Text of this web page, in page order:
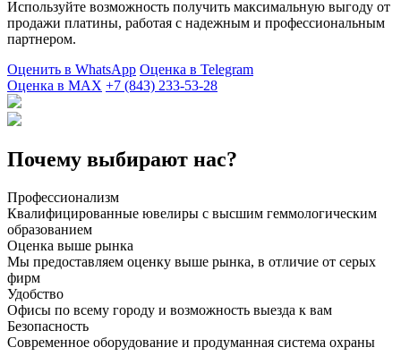
Используйте возможность получить максимальную выгоду от
продажи платины, работая с надежным и профессиональным
партнером.
Оценить в WhatsApp Оценка в Telegram
Оценка в MAX +7 (843) 233-53-28
Почему выбирают нас?
Профессионализм
Квалифицированные ювелиры с высшим геммологическим
образованием
Оценка выше рынка
Мы предоставляем оценку выше рынка, в отличие от серых
фирм
Удобство
Офисы по всему городу и возможность выезда к вам
Безопасность
Современное оборудование и продуманная система охраны